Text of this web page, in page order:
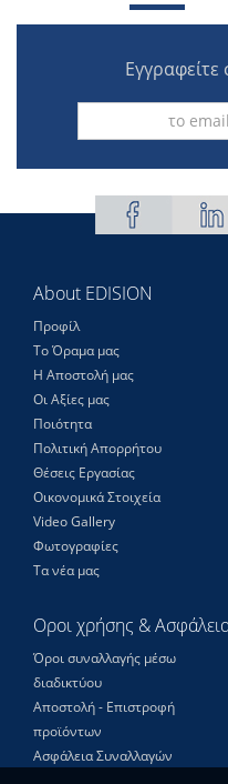
Εγγραφείτε
About EDISION
Προφίλ
Το Όραμα μας
Η Αποστολή μας
Οι Αξίες μας
Ποιότητα
Πολιτική Απορρήτου
Θέσεις Eργασίας
Οικονομικά Στοιχεία
Video Gallery
Φωτογραφίες
Τα νέα μας
Οροι χρήσης &
Όροι συναλλαγής μέσω
διαδικτύου
Αποστολή - Επιστροφή
προϊόντων
Ασφάλεια Συναλλαγών